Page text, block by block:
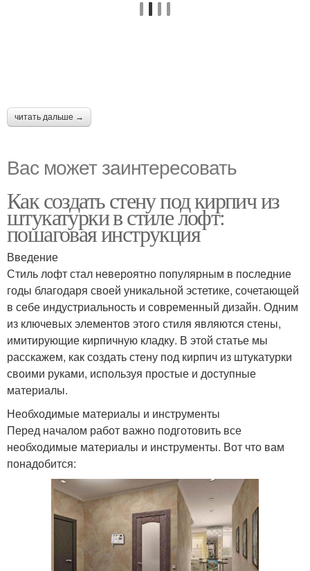
читать дальше →
Вас может заинтересовать
Как создать стену под кирпич из
штукатурки в стиле лофт:
пошаговая инструкция
Введение
Стиль лофт стал невероятно популярным в последние
годы благодаря своей уникальной эстетике, сочетающей
в себе индустриальность и современный дизайн. Одним
из ключевых элементов этого стиля являются стены,
имитирующие кирпичную кладку. В этой статье мы
расскажем, как создать стену под кирпич из штукатурки
своими руками, используя простые и доступные
материалы.
Необходимые материалы и инструменты
Перед началом работ важно подготовить все
необходимые материалы и инструменты. Вот что вам
понадобится: